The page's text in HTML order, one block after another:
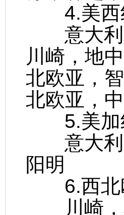
4.美西
意大利
川崎，地
北欧亚，
北欧亚，
5.美加
意大利
阳明
6.西北
川崎，